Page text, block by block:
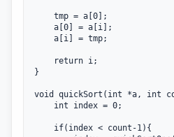
tmp = a[0];
a[0] = a[i];
a[i] = tmp;
return i;
}
void quickSort(int *a, int
int index = 0;
if(index < count-1){